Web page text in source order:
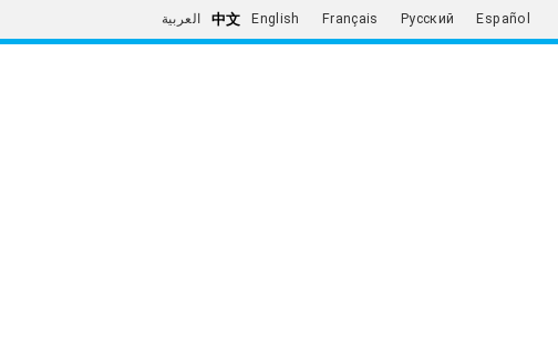
العربية 中文 English Français Русский Español